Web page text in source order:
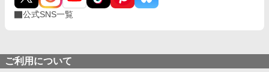
公式SNS一覧
ご利用について